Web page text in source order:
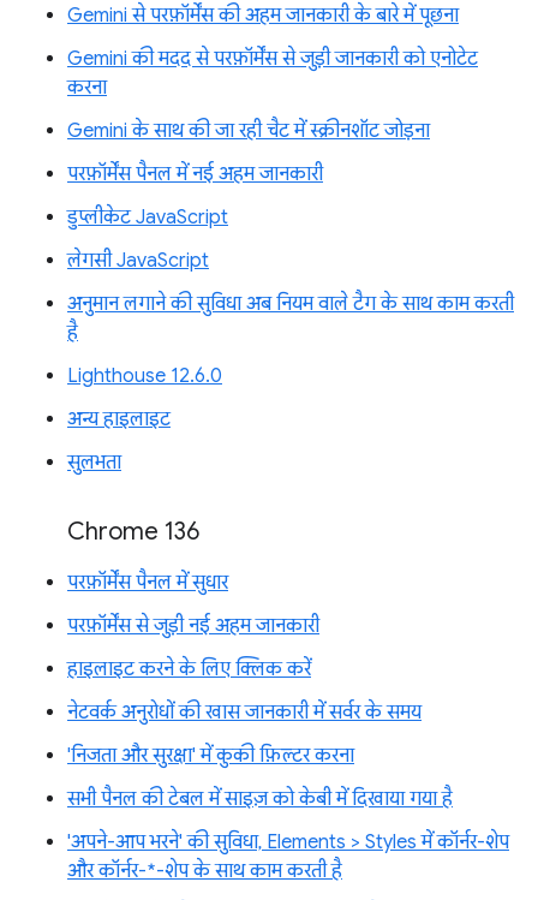
Gemini से परफ़ॉर्मेंस की अहम जानकारी के बारे में पूछना
Gemini की मदद से परफ़ॉर्मेंस से जुड़ी जानकारी को एनोटेट
करना
Gemini के साथ की जा रही चैट में स्क्रीनशॉट जोड़ना
परफ़ॉर्मेंस पैनल में नई अहम जानकारी
डुप्लीकेट JavaScript
लेगसी JavaScript
अनुमान लगाने की सुविधा अब नियम वाले टैग के साथ काम करती
है
Lighthouse 12.6.0
अन्य हाइलाइट
सुलभता
Chrome 136
परफ़ॉर्मेंस पैनल में सुधार
परफ़ॉर्मेंस से जुड़ी नई अहम जानकारी
हाइलाइट करने के लिए क्लिक करें
नेटवर्क अनुरोधों की खास जानकारी में सर्वर के समय
'निजता और सुरक्षा' में कुकी फ़िल्टर करना
सभी पैनल की टेबल में साइज़ को केबी में दिखाया गया है
'अपने-आप भरने' की सुविधा, Elements > Styles में कॉर्नर-शेप
और कॉर्नर-*-शेप के साथ काम करती है